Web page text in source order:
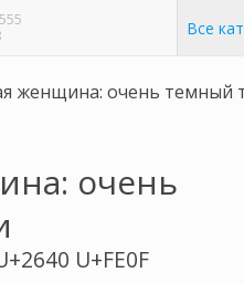
Все
женщина: очень темный
очень
U+FE0F